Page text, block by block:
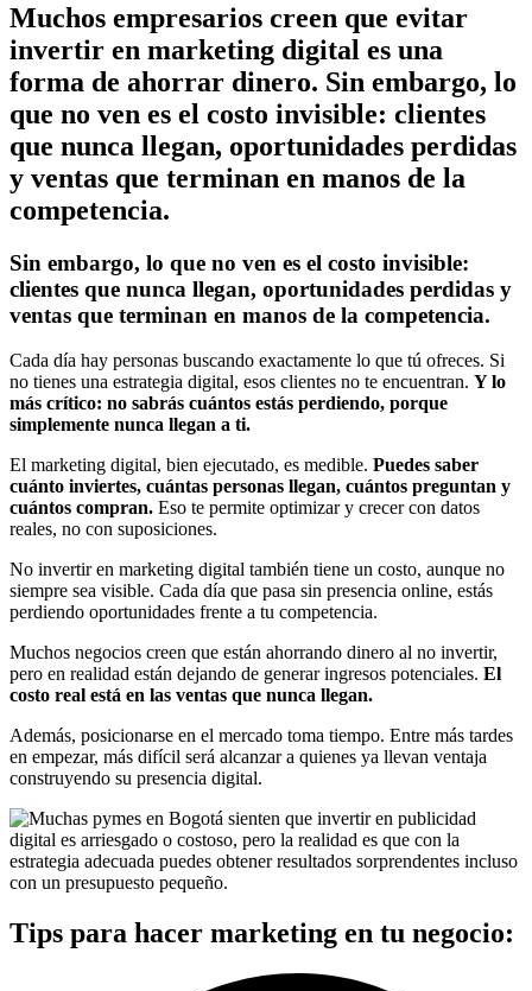
Muchos empresarios creen que evitar
invertir en marketing digital es una
forma de ahorrar dinero. Sin embargo, lo
que no ven es el costo invisible: clientes
que nunca llegan, oportunidades perdidas
y ventas que terminan en manos de la
competencia.
Sin embargo, lo que no ven es el costo invisible:
clientes que nunca llegan, oportunidades perdidas y
ventas que terminan en manos de la competencia.
Cada día hay personas buscando exactamente lo que tú ofreces. Si
no tienes una estrategia digital, esos clientes no te encuentran. Y lo
más crítico: no sabrás cuántos estás perdiendo, porque
simplemente nunca llegan a ti.
El marketing digital, bien ejecutado, es medible. Puedes saber
cuánto inviertes, cuántas personas llegan, cuántos preguntan y
cuántos compran. Eso te permite optimizar y crecer con datos
reales, no con suposiciones.
No invertir en marketing digital también tiene un costo, aunque no
siempre sea visible. Cada día que pasa sin presencia online, estás
perdiendo oportunidades frente a tu competencia.
Muchos negocios creen que están ahorrando dinero al no invertir,
pero en realidad están dejando de generar ingresos potenciales. El
costo real está en las ventas que nunca llegan.
Además, posicionarse en el mercado toma tiempo. Entre más tardes
en empezar, más difícil será alcanzar a quienes ya llevan ventaja
construyendo su presencia digital.
Tips para hacer marketing en tu negocio: